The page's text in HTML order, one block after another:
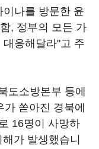
나를 방문한 윤
, 정부의 모든 가
응해달라"고 주
도소방본부 등에
쏟아진 경북에
16명이 사망하
가 발생했습니